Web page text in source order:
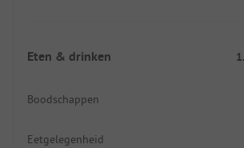
Eten & drinken
Boodschappen
Eetgelegenheid